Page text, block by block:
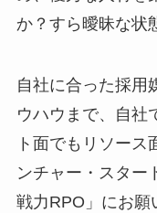
か？すら曖昧な状
自社に合った採用
ウハウまで、自社
ト面でもリソー
ンチャー・スター
戦力RPO」にお願